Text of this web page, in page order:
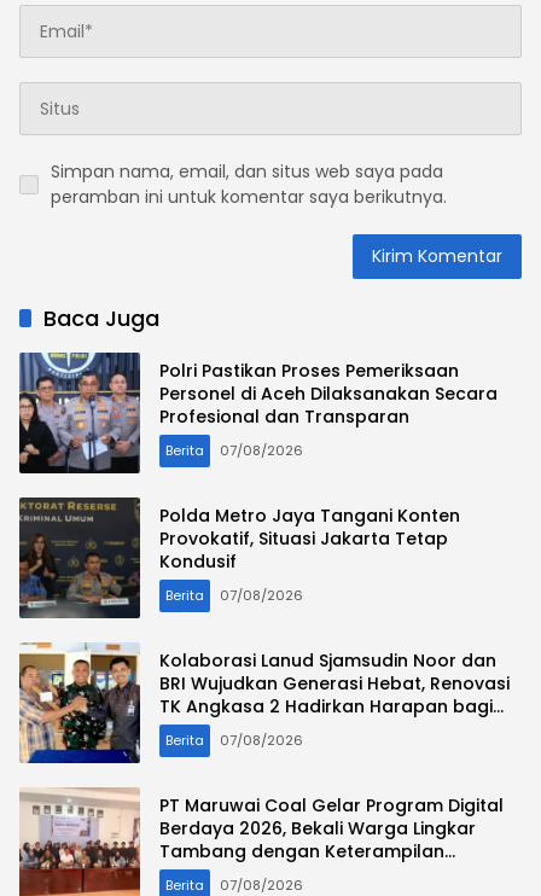
Simpan nama, email, dan situs web saya pada
peramban ini untuk komentar saya berikutnya.
Baca Juga
Polri Pastikan Proses Pemeriksaan
Personel di Aceh Dilaksanakan Secara
Profesional dan Transparan
Berita 07/08/2026
Polda Metro Jaya Tangani Konten
Provokatif, Situasi Jakarta Tetap
Kondusif
Berita 07/08/2026
Kolaborasi Lanud Sjamsudin Noor dan
BRI Wujudkan Generasi Hebat, Renovasi
TK Angkasa 2 Hadirkan Harapan bagi
Masa Depan Anak
Berita 07/08/2026
PT Maruwai Coal Gelar Program Digital
Berdaya 2026, Bekali Warga Lingkar
Tambang dengan Keterampilan
Komputer Bekerja Sama LPP Butterfly
Berita 07/08/2026